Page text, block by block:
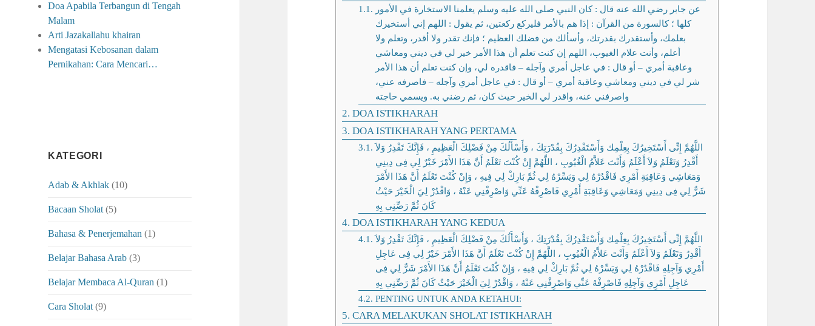
Doa Apabila Terbangun di Tengah
Malam
Arti Jazakallahu khairan
Mengatasi Kebosanan dalam
Pernikahan: Cara Mencari…
KATEGORI
Adab & Akhlak (10)
Bacaan Sholat (5)
Bahasa & Penerjemahan (1)
Belajar Bahasa Arab (3)
Belajar Membaca Al-Quran (1)
Cara Sholat (9)
عن جابر رضي الله عنه قال : كان النبي صلى الله عليه وسلم يعلمنا الاستخارة في الأمور
كلها ؛ كالسورة من القرآن : إذا هم بالأمر فليركع ركعتين، ثم يقول : اللهم إني أستخيرك
بعلمك، وأستقدرك بقدرتك، وأسألك من فضلك العظيم ؛ فإنك تقدر ولا أقدر، وتعلم ولا
أعلم، وأنت علام الغيوب، اللهم إن كنت تعلم أن هذا الأمر خير لي في ديني ومعاشي
وعاقبة أمري – أو قال : في عاجل أمري وآجله – فاقدره لي، وإن كنت تعلم أن هذا الأمر
شر لي في ديني ومعاشي وعاقبة أمري – أو قال : في عاجل أمري وآجله – فاصرفه عني،
واصرفني عنه، واقدر لي الخير حيث كان، ثم رضني به. ويسمي حاجته
DOA ISTIKHARAH
DOA ISTIKHARAH YANG PERTAMA
اللَّهُمَّ إِنِّى أَسْتَخِيرُكَ بِعِلْمِك وَأَسْتَقْدِرُكَ بِقُدْرَتِكَ ، وَأَسْأَلُكَ مِنْ فَضْلِكَ الْعَظِيمِ ، فَإِنَّكَ تَقْدِرُ وَلاَ
أَقْدِرُ وَتَعْلَمُ وَلاَ أَعْلَمُ وَأَنْتَ عَلاَّمُ الْغُيُوبِ ، اللَّهُمَّ إِنْ كُنْتَ تَعْلَمُ أَنَّ هَذَا الأَمْرَ خَيْرٌ لِي فِى دِينِي
وَمَعَاشِي وَعَاقِبَةِ أَمْرِي فَاقْدُرْهُ لِي وَيَسِّرْهُ لِي ثُمَّ بَارِكْ لِي فِيهِ ، وَإِنْ كُنْتَ تَعْلَمُ أَنَّ هَذَا الأَمْرَ
شَرٌّ لِي فِى دِينِي وَمَعَاشِي وَعَاقِبَةِ أَمْرِي فَاصْرِفْهُ عَنِّي وَاصْرِفْنِي عَنْهُ ، وَاقْدُرْ لِيَ الْخَيْرَ حَيْثُ
كَانَ ﺛُﻢَّ رَضِّنِي ﺑِﻪِ
DOA ISTIKHARAH YANG KEDUA
اللَّهُمَّ إِنِّى أَسْتَخِيرُكَ بِعِلْمِك وَأَسْتَقْدِرُكَ بِقُدْرَتِكَ ، وَأَسْأَلُكَ مِنْ فَضْلِكَ الْعَظِيمِ ، فَإِنَّكَ تَقْدِرُ وَلاَ
أَقْدِرُ وَتَعْلَمُ وَلاَ أَعْلَمُ وَأَنْتَ عَلاَّمُ الْغُيُوبِ ، اللَّهُمَّ إِنْ كُنْتَ تَعْلَمُ أَنَّ هَذَا الأَمْرَ خَيْرٌ لِي فِى عَاجِلِ
أَمْرِي وَآجِلِهِ فَاقْدُرْهُ لِي وَيَسِّرْهُ لِي ثُمَّ بَارِكْ لِي فِيهِ ، وَإِنْ كُنْتَ تَعْلَمُ أَنَّ هَذَا الأَمْرَ شَرٌّ لِي فِى
عَاجِلِ أَمْرِي وَآجِلِهِ فَاصْرِفْهُ عَنِّي وَاصْرِفْنِي عَنْهُ ، وَاقْدُرْ لِيَ الْخَيْرَ حَيْثُ كَانَ ﺛُﻢَّ رَضِّنِي ﺑِﻪِ
PENTING UNTUK ANDA KETAHUI:
CARA MELAKUKAN SHOLAT ISTIKHARAH